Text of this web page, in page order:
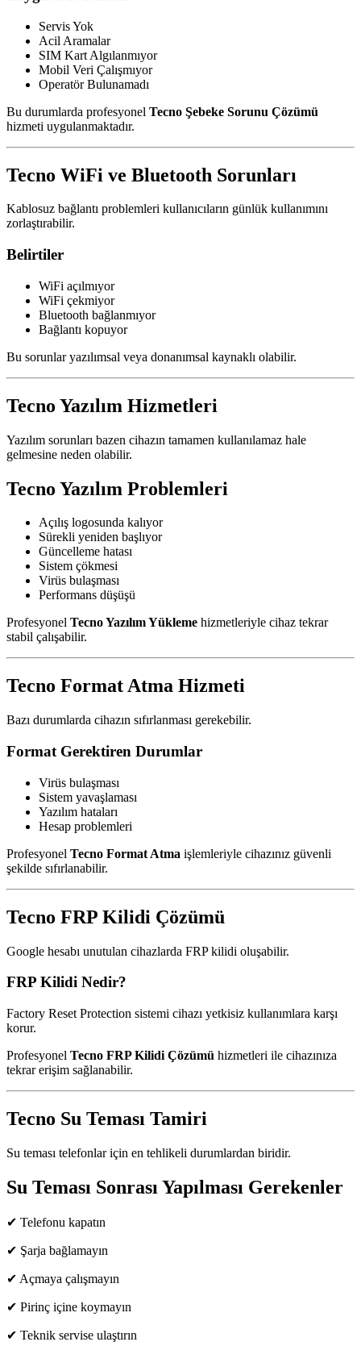
Servis Yok
Acil Aramalar
SIM Kart Algılanmıyor
Mobil Veri Çalışmıyor
Operatör Bulunamadı
Bu durumlarda profesyonel Tecno Şebeke Sorunu Çözümü
hizmeti uygulanmaktadır.
Tecno WiFi ve Bluetooth Sorunları
Kablosuz bağlantı problemleri kullanıcıların günlük kullanımını
zorlaştırabilir.
Belirtiler
WiFi açılmıyor
WiFi çekmiyor
Bluetooth bağlanmıyor
Bağlantı kopuyor
Bu sorunlar yazılımsal veya donanımsal kaynaklı olabilir.
Tecno Yazılım Hizmetleri
Yazılım sorunları bazen cihazın tamamen kullanılamaz hale
gelmesine neden olabilir.
Tecno Yazılım Problemleri
Açılış logosunda kalıyor
Sürekli yeniden başlıyor
Güncelleme hatası
Sistem çökmesi
Virüs bulaşması
Performans düşüşü
Profesyonel Tecno Yazılım Yükleme hizmetleriyle cihaz tekrar
stabil çalışabilir.
Tecno Format Atma Hizmeti
Bazı durumlarda cihazın sıfırlanması gerekebilir.
Format Gerektiren Durumlar
Virüs bulaşması
Sistem yavaşlaması
Yazılım hataları
Hesap problemleri
Profesyonel Tecno Format Atma işlemleriyle cihazınız güvenli
şekilde sıfırlanabilir.
Tecno FRP Kilidi Çözümü
Google hesabı unutulan cihazlarda FRP kilidi oluşabilir.
FRP Kilidi Nedir?
Factory Reset Protection sistemi cihazı yetkisiz kullanımlara karşı
korur.
Profesyonel Tecno FRP Kilidi Çözümü hizmetleri ile cihazınıza
tekrar erişim sağlanabilir.
Tecno Su Teması Tamiri
Su teması telefonlar için en tehlikeli durumlardan biridir.
Su Teması Sonrası Yapılması Gerekenler
✔ Telefonu kapatın
✔ Şarja bağlamayın
✔ Açmaya çalışmayın
✔ Pirinç içine koymayın
✔ Teknik servise ulaştırın